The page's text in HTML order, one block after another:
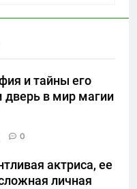
и тайны его
дверь в мир магии
0
актриса, ее
личная